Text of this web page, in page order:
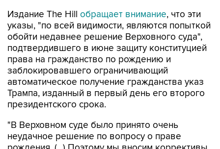
Издание The Hill обращает внимание, что эти
указы, "по всей видимости, являются попыткой
обойти недавнее решение Верховного суда",
подтвердившего в июне защиту конституцией
права на гражданство по рождению и
заблокировавшего ограничивающий
автоматическое получение гражданства указ
Трампа, изданный в первый день его второго
президентского срока.
"В Верховном суде было принято очень
неудачное решение по вопросу о праве